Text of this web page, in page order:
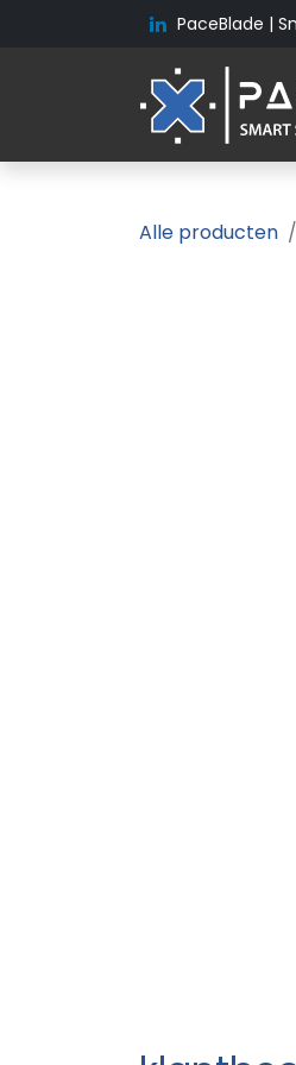
PaceBlade |
Alle producten